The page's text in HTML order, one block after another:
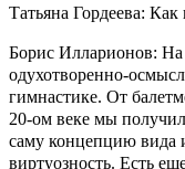
Татьяна Гордеева: Как
Борис Илларионов: На
одухотворенно-
гимнастике. От
20-ом веке мы
саму концепцию вида
виртуозность. Есть